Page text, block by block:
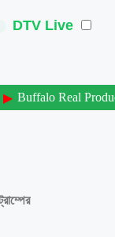
DTV Live
Buffalo Real